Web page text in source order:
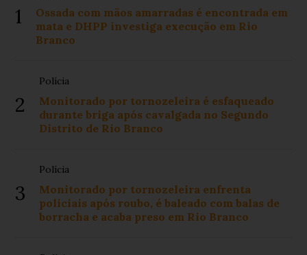
1
Ossada com mãos amarradas é encontrada em
mata e DHPP investiga execução em Rio
Branco
2
Polícia
Monitorado por tornozeleira é esfaqueado
durante briga após cavalgada no Segundo
Distrito de Rio Branco
3
Polícia
Monitorado por tornozeleira enfrenta
policiais após roubo, é baleado com balas de
borracha e acaba preso em Rio Branco